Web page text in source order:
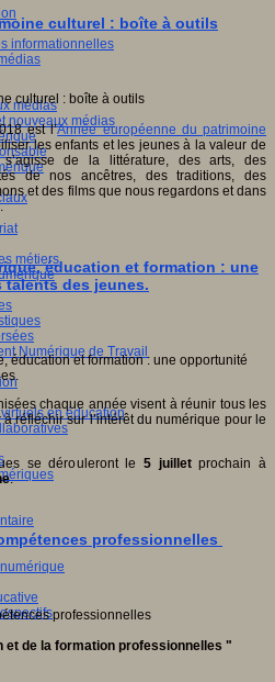
informationnelles
médias
nouveaux médias
métiers
Numérique de Travail
en éducation
culturel : boîte à outils
est l’Année européenne du patrimoine
les enfants et les jeunes à la valeur de
s’agisse de la littérature, des arts, des
de nos ancêtres, des traditions, des
et des films que nous regardons et dans
éducation et formation : une
des jeunes.
chaque année visent à réunir tous les
réfléchir sur l’intérêt du numérique pour le
se dérouleront le 5 juilletprochain à
.
professionnelles
et de la formation professionnelles "